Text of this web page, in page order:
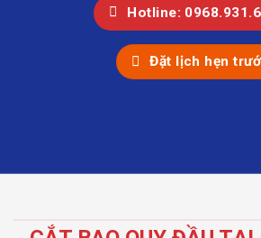
Hotline:
Đặt lịch hẹn